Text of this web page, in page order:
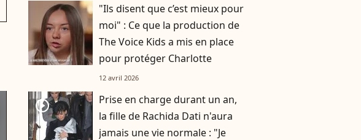
"Ils disent que c’est mieux pour
moi" : Ce que la production de
The Voice Kids a mis en place
pour protéger Charlotte
12 avril 2026
player2
Prise en charge durant un an,
la fille de Rachida Dati n'aura
jamais une vie normale : "Je